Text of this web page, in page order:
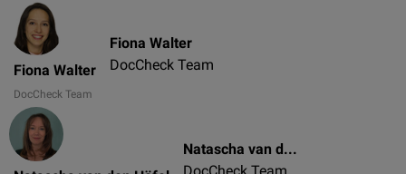
Fiona Walter
DocCheck Team
Fiona Walter
DocCheck Team
Natascha van den Höfel
DocCheck Team